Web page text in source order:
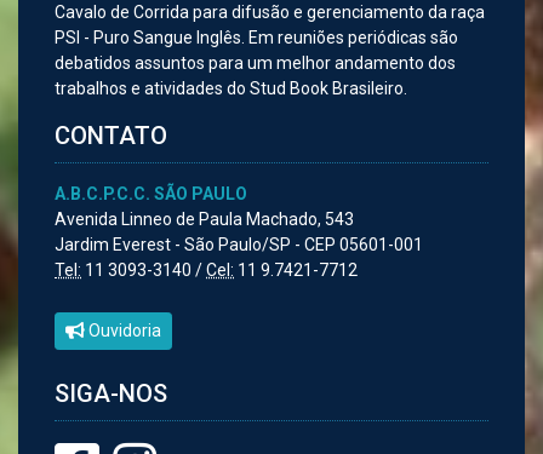
Cavalo de Corrida para difusão e gerenciamento da raça
PSI - Puro Sangue Inglês. Em reuniões periódicas são
debatidos assuntos para um melhor andamento dos
trabalhos e atividades do Stud Book Brasileiro.
CONTATO
A.B.C.P.C.C. SÃO PAULO
Avenida Linneo de Paula Machado, 543
Jardim Everest - São Paulo/SP - CEP 05601-001
Tel: 11 3093-3140 /Cel: 11 9.7421-7712
Ouvidoria
SIGA-NOS